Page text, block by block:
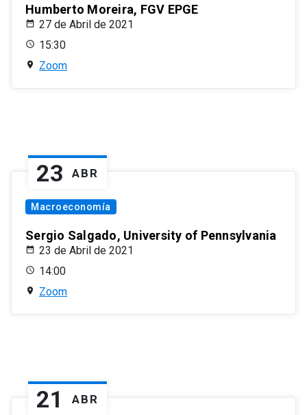
Humberto Moreira, FGV EPGE
27 de Abril de 2021
15:30
Zoom
23 ABR
Macroeconomía
Sergio Salgado, University of Pennsylvania
23 de Abril de 2021
14:00
Zoom
21 ABR